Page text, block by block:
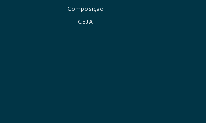
Composição
CEJA